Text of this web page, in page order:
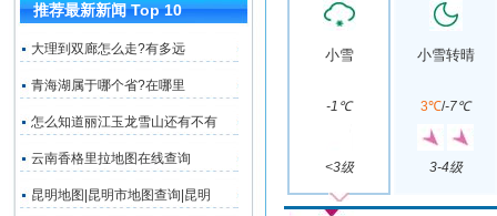
推荐最新新闻 Top 10
大理到双廊怎么走?有多远
青海湖属于哪个省?在哪里
怎么知道丽江玉龙雪山还有不有
云南香格里拉地图在线查询
昆明地图|昆明市地图查询|昆明
小雪
-1℃
<3级
小雪转晴
3℃/-7℃
3-4级